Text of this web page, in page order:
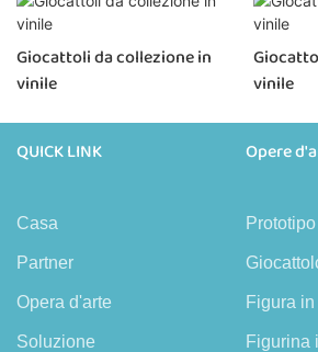
Giocattoli da collezione in
vinile
vinile
QUICK LINK
Casa
Partner
Opera d'arte
Soluzione
Opere
Figura
Figurina